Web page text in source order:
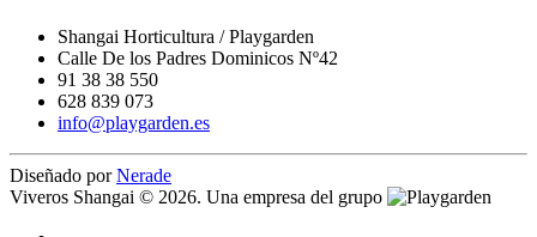
Shangai Horticultura / Playgarden
Calle De los Padres Dominicos Nº42
91 38 38 550
628 839 073
info@playgarden.es
Diseñado porNerade
Viveros Shangai © 2026. Una empresa del grupo